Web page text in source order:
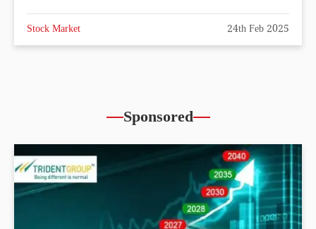
Stock Market 24th Feb 2025
Sponsored